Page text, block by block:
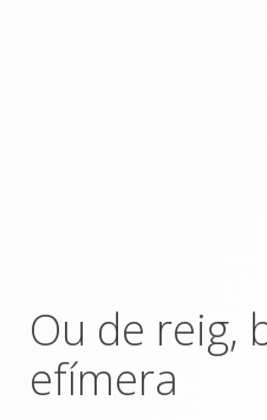
Ou de reig,
efímera